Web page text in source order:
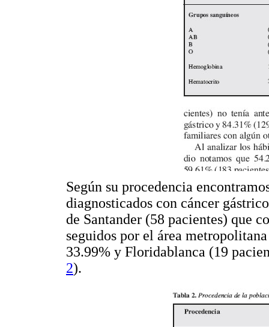
Según su procedencia
diagnosticados con cáncer
de Santander (58 pacientes) que
seguidos por el área
33.99% y Floridablanca (19
2).